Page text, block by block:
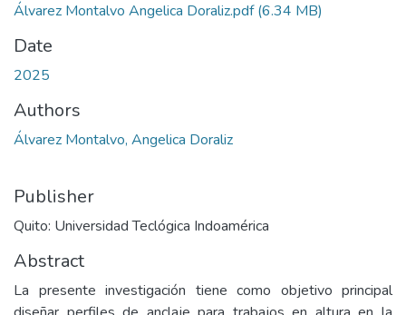
Álvarez Montalvo Angelica Doraliz.pdf(6.34 MB)
Date
2025
Authors
Álvarez Montalvo, Angelica Doraliz
Publisher
Quito: Universidad Teclógica Indoamérica
Abstract
La presente investigación tiene como objetivo principal